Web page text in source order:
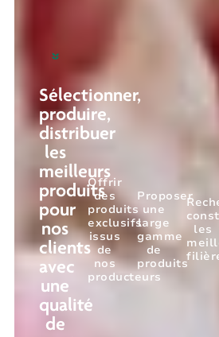
Sélectionner,
produire,
distribuer
les
meilleurs
produits
pour
nos
clients
avec
une
qualité
de
Offrir
des
produits
exclusifs
issus
de
nos
producteurs
Proposer
une
large
gamme
de
produits
les